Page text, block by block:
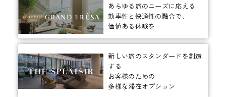
あらゆる旅のニーズに応える
効率性と快適性の融合で、
価値ある体験を
新しい旅のスタンダードを創造
する
お客様のための
多様な滞在オプション